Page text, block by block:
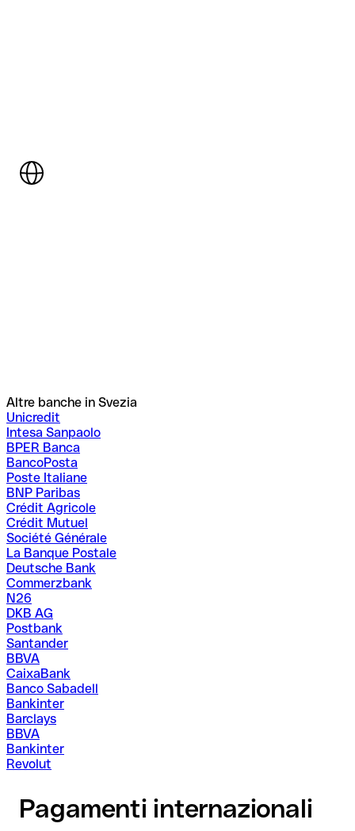
Altre banche in Svezia
Unicredit
Intesa Sanpaolo
BPER Banca
BancoPosta
Poste Italiane
BNP Paribas
Crédit Agricole
Crédit Mutuel
Société Générale
La Banque Postale
Deutsche Bank
Commerzbank
N26
DKB AG
Postbank
Santander
BBVA
CaixaBank
Banco Sabadell
Bankinter
Barclays
BBVA
Bankinter
Revolut
Pagamenti internazionali